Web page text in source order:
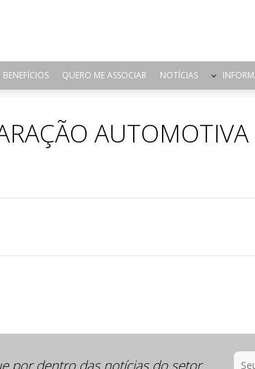
BENEFÍCIOS QUERO ME ASSOCIAR NOTÍCIAS